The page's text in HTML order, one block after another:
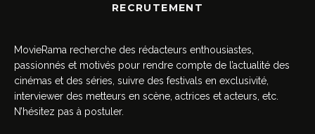
RECRUTEMENT
MovieRama recherche des rédacteurs enthousiastes,
passionnés et motivés pour rendre compte de l’actualité des
cinémas et des séries, suivre des festivals en exclusivité,
interviewer des metteurs en scène, actrices et acteurs, etc.
N’hésitez pas à postuler.